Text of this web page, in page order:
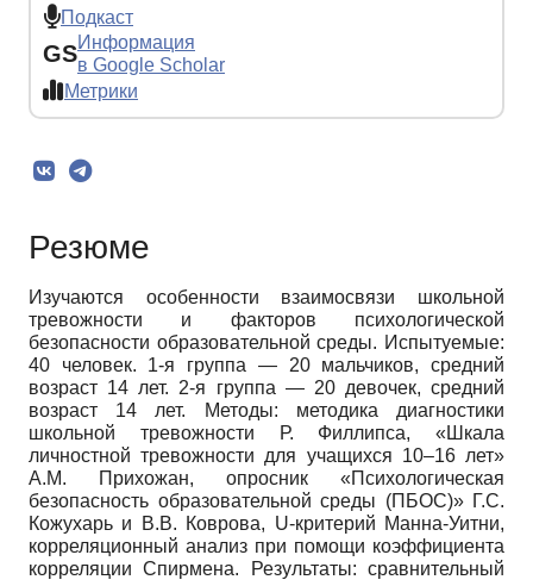
Подкаст
GSИнформация
в Google Scholar
Метрики
Резюме
Изучаются особенности взаимосвязи школьной
тревожности и факторов психологической
безопасности образовательной среды. Испытуемые:
40 человек. 1-я группа — 20 мальчиков, средний
возраст 14 лет. 2-я группа — 20 девочек, средний
возраст 14 лет. Методы: методика диагностики
школьной тревожности Р. Филлипса, «Шкала
личностной тревожности для учащихся 10–16 лет»
А.М. Прихожан, опросник «Психологическая
безопасность образовательной среды (ПБОС)» Г.С.
Кожухарь и В.В. Коврова, U-критерий Манна-Уитни,
корреляционный анализ при помощи коэффициента
корреляции Спирмена. Результаты: сравнительный